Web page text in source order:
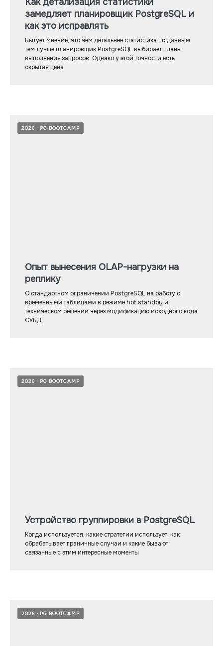
замедляет планировщик PostgreSQL и
как это исправлять
Бытует мнение, что чем детальнее статистика по данным,
тем лучше планировщик PostgreSQL выбирает планы
выполнения запросов. Однако у этой точности есть
скрытая цена
2026 PG BOOTCAMP
Опыт вынесения OLAP-нагрузки на
реплику
О стандартном ограничении PostgreSQL на работу с
временными таблицами в режиме hot standby и
техническом решении через модификацию исходного кода
СУБД
2026 PG BOOTCAMP
Устройство группировки в PostgreSQL
Когда используется, какие стратегии использует, как
обрабатывает граничные случаи и какие бывают
связанные с этим интересные моменты
2026 PG BOOTCAMP